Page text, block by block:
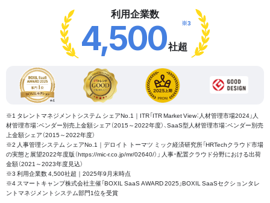
利用企業数
4,500社超
※3
※1 タレントマネジメントシステム シェアNo.1｜ITR「ITR Market View：人材管理市場2024」人
材管理市場：ベンダー別売上金額シェア（2015～2022年度）、SaaS型人材管理市場：ベンダー別売
上金額シェア（2015～2022年度）
※2 人事管理システム シェアNo.1｜デロイト トーマツ ミック経済研究所「HRTechクラウド市場
の実態と展望2022年度版（https://mic-r.co.jp/mr/02640/）」 人事・配置クラウド分野における出荷
金額（2021～2023年度見込）
※3 利用企業数 4,500社超｜2025年9月末時点
※4 スマートキャンプ株式会社主催「BOXIL SaaS AWARD 2025」BOXIL SaaSセクションタレ
ントマネジメントシステム部門1位を受賞